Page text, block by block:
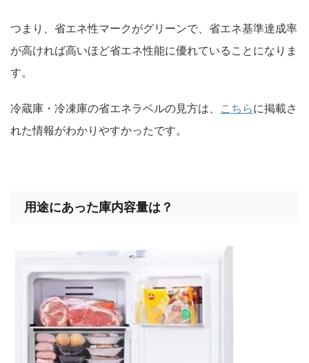
つまり、省エネ性マークがグリーンで、省エネ基準達成率
が高ければ高いほど省エネ性能に優れていることになりま
す。
冷蔵庫・冷凍庫の省エネラベルの見方は、 こちらに掲載さ
れた情報がわかりやすかったです。
用途にあった庫内容量は？